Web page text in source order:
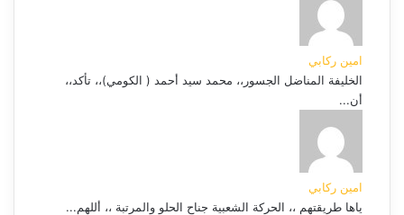
امين ركابي
الخليفة المناضل الجسور،، محمد سيد أحمد ( الكومي)،، تأكد،،
أن...
امين ركابي
ياها طريقتهم ،، الحركة الشعبية جناح الحلو والمرتبة ،، أللهم...